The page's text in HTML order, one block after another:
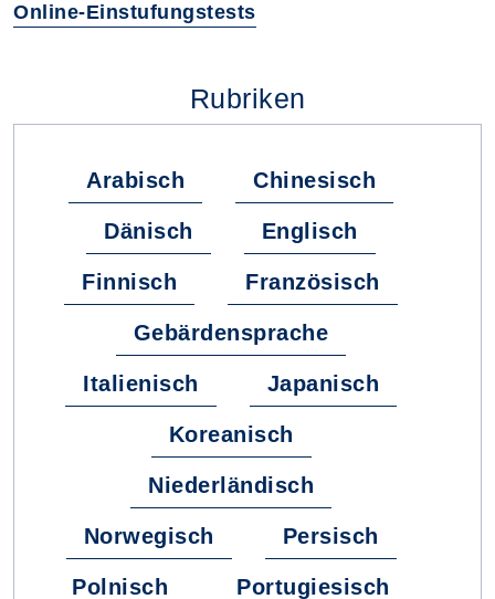
Online-Einstufungstests
Rubriken
Arabisch Chinesisch
Dänisch Englisch
Finnisch Französisch
Gebärdensprache
Italienisch Japanisch
Koreanisch
Niederländisch
Norwegisch Persisch
Polnisch Portugiesisch